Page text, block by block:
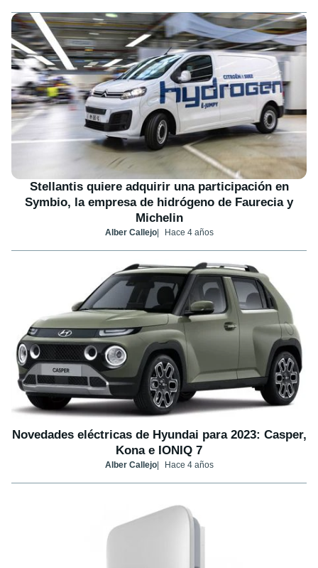
Stellantis quiere adquirir una participación en
Symbio, la empresa de hidrógeno de Faurecia y
Michelin
Alber Callejo Hace 4 años
Novedades eléctricas de Hyundai para 2023: Casper,
Kona e IONIQ 7
Alber Callejo Hace 4 años